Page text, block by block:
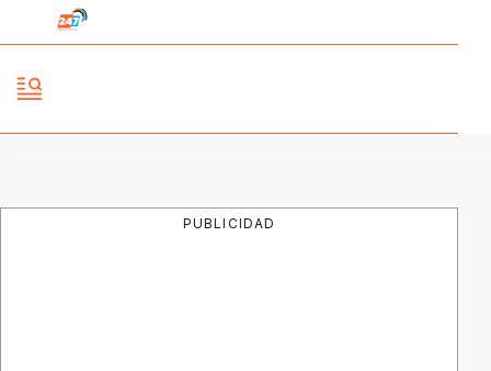
PUBLICIDAD